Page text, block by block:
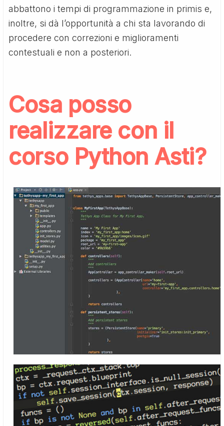
abbattono i tempi di programmazione in primis e,
inoltre, si dà l’opportunità a chi sta lavorando di
procedere con correzioni e miglioramenti
contestuali e non a posteriori.
Cosa posso
realizzare con il
corso Python Asti?